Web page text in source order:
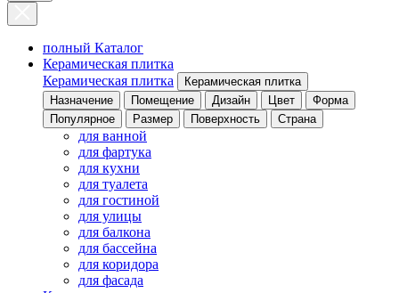
полный Каталог
Керамическая плитка
Керамическая плитка
Керамическая плитка
Назначение
Помещение Дизайн Цвет
Форма
Популярное
Размер Поверхность Страна
для ванной
для фартука
для кухни
для туалета
для гостиной
для улицы
для балкона
для бассейна
для коридора
для фасада